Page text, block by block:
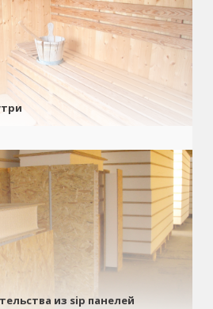
из sip панелей